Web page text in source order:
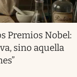
Premios Nobel:
sino aquella